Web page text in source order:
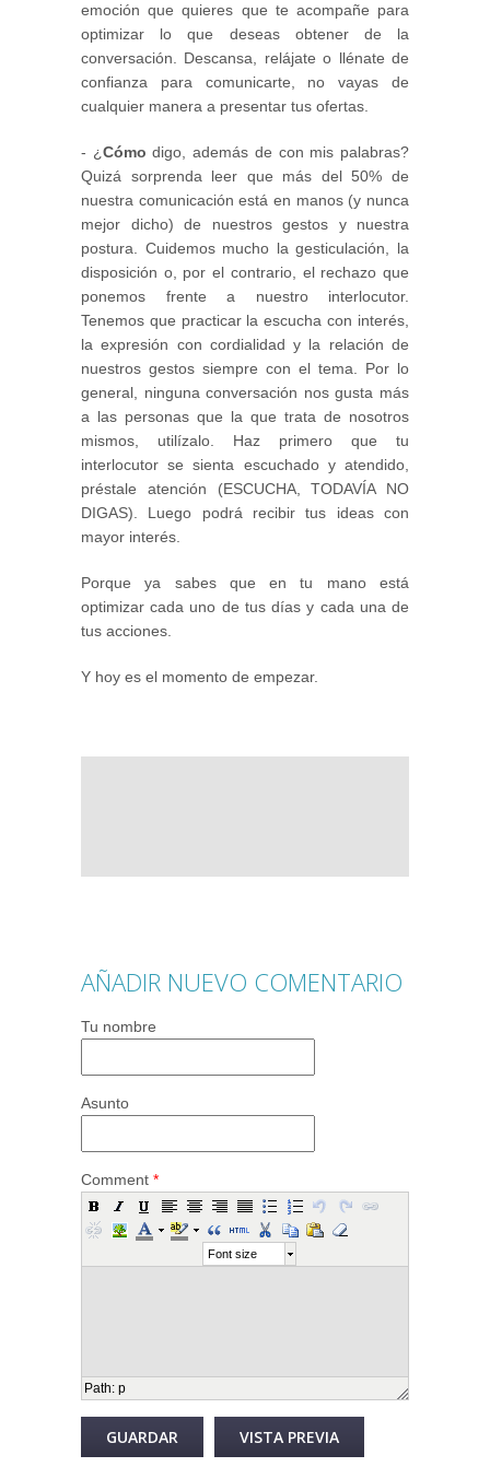
emoción que quieres que te acompañe para
optimizar lo que deseas obtener de la
conversación. Descansa, relájate o llénate de
confianza para comunicarte, no vayas de
cualquier manera a presentar tus ofertas.
- ¿Cómo digo, además de con mis palabras?
Quizá sorprenda leer que más del 50% de
nuestra comunicación está en manos (y nunca
mejor dicho) de nuestros gestos y nuestra
postura. Cuidemos mucho la gesticulación, la
disposición o, por el contrario, el rechazo que
ponemos frente a nuestro interlocutor.
Tenemos que practicar la escucha con interés,
la expresión con cordialidad y la relación de
nuestros gestos siempre con el tema. Por lo
general, ninguna conversación nos gusta más
a las personas que la que trata de nosotros
mismos, utilízalo. Haz primero que tu
interlocutor se sienta escuchado y atendido,
préstale atención (ESCUCHA, TODAVÍA NO
DIGAS). Luego podrá recibir tus ideas con
mayor interés.
Porque ya sabes que en tu mano está
optimizar cada uno de tus días y cada una de
tus acciones.
Y hoy es el momento de empezar.
AÑADIR NUEVO COMENTARIO
Tu nombre
Asunto
Comment *
Font size
Path: p
Desactivar texto enriquecido